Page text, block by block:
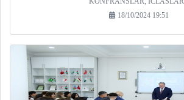
18/10/2024 19:51